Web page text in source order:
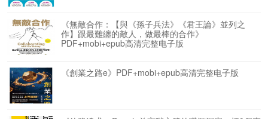
《無敵合作：【與《孫子兵法》《君王論》並列之
作】跟最難纏的敵人，做最棒的合作》
PDF+mobi+epub高清完整电子版
《創業之路e》PDF+mobi+epub高清完整电子版